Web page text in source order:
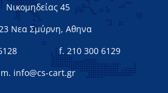
Νικομηδείας 45
Νεα Σμύρνη, Αθηνα
f. 210 300 6129
m. info@cs-cart.gr